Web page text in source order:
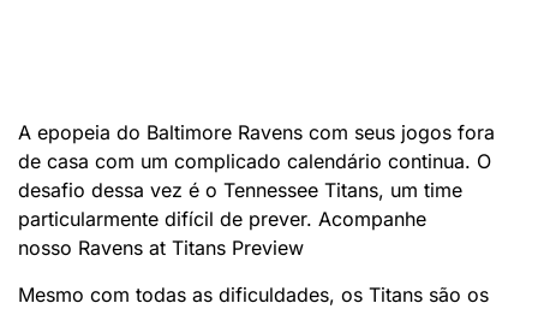
A epopeia do Baltimore Ravens com seus jogos fora
de casa com um complicado calendário continua. O
desafio dessa vez é o Tennessee Titans, um time
particularmente difícil de prever. Acompanhe
nosso Ravens at Titans Preview
Mesmo com todas as dificuldades, os Titans são os